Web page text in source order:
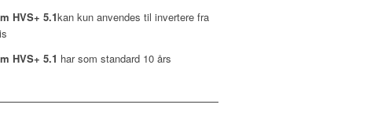
HVS+ 5.1kan kun anvendes til invertere fra
HVS+ 5.1 har som standard 10 års